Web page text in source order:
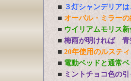
■ ３灯シャンデリア
■ オーバル・ミラー
■ ウイリアムモリス
■ 梅雨が明ければ 青
■ 20年使用のルステ
■ 電動ベッドと通常
■ ミントチョコ色の